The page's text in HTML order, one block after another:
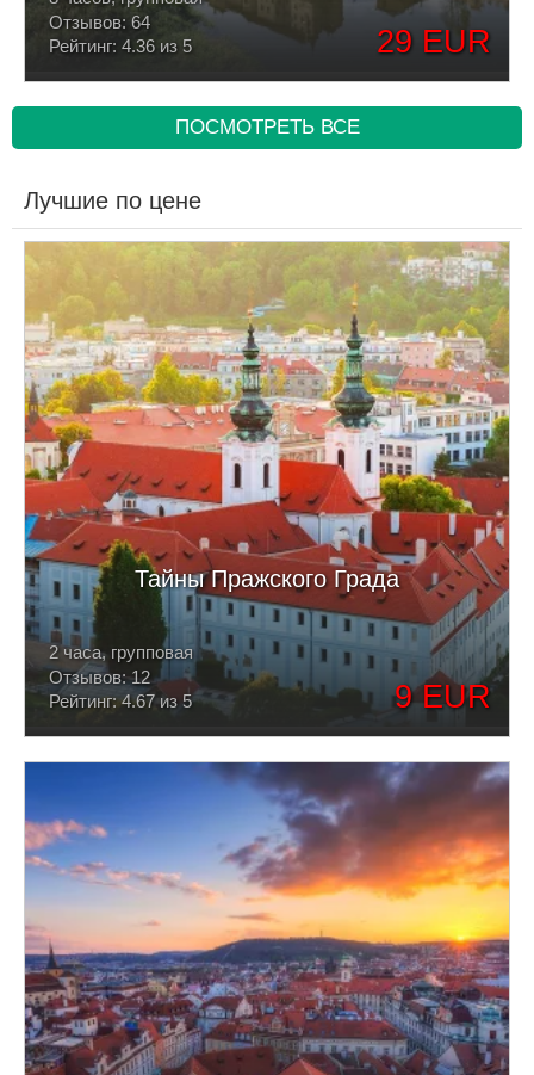
29 EUR
Отзывов: 64
Рейтинг: 4.36 из 5
ПОСМОТРЕТЬ ВСЕ
Лучшие по цене
Тайны Пражского Града
9 EUR
2 часа, групповая
Отзывов: 12
Рейтинг: 4.67 из 5